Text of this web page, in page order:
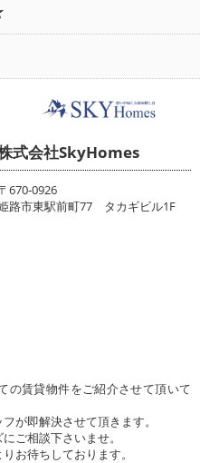
式会社SkyHomes
670-0926
路市東駅前町77 タカギビル1F
の賃貸物件をご紹介させて頂いて
が即解決させて頂きます。
ご相談下さいませ。
お待ちしております。